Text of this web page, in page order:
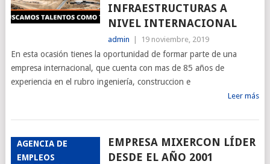
INFRAESTRUCTURAS A
NIVEL INTERNACIONAL
admin 19 noviembre, 2019
En esta ocasión tienes la oportunidad de formar parte de una
empresa internacional, que cuenta con mas de 85 años de
experiencia en el rubro ingeniería, construccion e
Leer más
AGENCIA DE
EMPLEOS
EMPRESA MIXERCON LÍDER
DESDE EL AÑO 2001